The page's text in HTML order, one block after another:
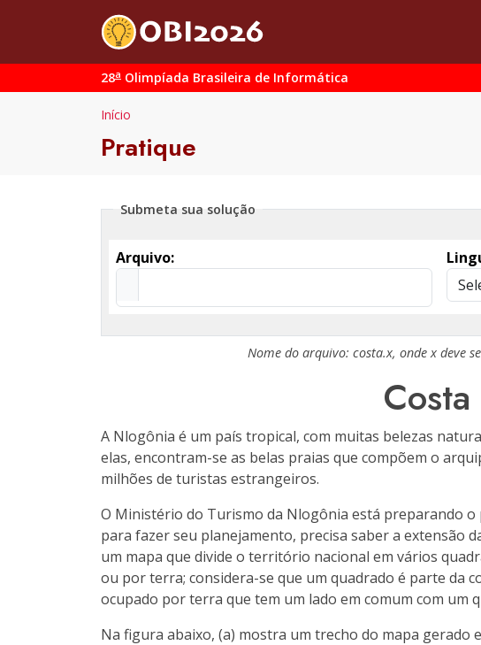
28a Olimpíada Brasileira de Informática
Início
Pratique
Submeta sua solução
Arquivo:
Nome do arquivo: costa.x, ondex deve
Costa
A Nlogônia é um país tropical, com muitas belezas
elas, encontram-se as belas praias que compõem o
milhões de turistas estrangeiros.
O Ministério do Turismo da Nlogônia está preparando o
para fazer seu planejamento, precisa saber a extensão
um mapa que divide o território nacional em vários
ou por terra; considera-se que um quadrado é parte da
ocupado por terra que tem um lado em comum com um
Na figura abaixo, (a) mostra um trecho do mapa gerado